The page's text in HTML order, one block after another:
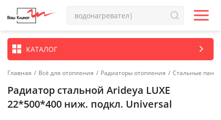
КАТАЛОГ
Главная / Всё для отопления / Радиаторы отопления / Стальные
Радиатор стальной Arideya LUXE
22*500*400 ниж. подкл. Universal